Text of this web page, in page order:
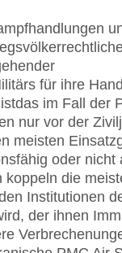
für ihre
im Fall der
nur vor der
meisten
oder nicht
koppeln die
Institutionen
der ihnen